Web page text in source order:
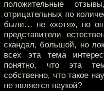
положительные
отрицательных по
были… не «хотя», но
представители
скандал, большой, но
всех эта тема
понятно, что эта
собственно, что такое
не является наукой?